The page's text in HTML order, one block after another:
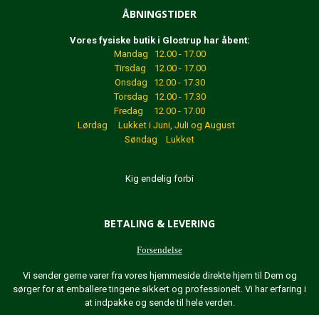
ÅBNINGSTIDER
Vores fysiske butik i Glostrup har åbent:
Mandag 12.00 - 17.00
Tirsdag 12.00 - 17.00
Onsdag 12.00 - 17.30
Torsdag 12.00 - 17.30
Fredag 12.00 - 17.00
Lørdag Lukket i Juni, Juli og August
Søndag Lukket
Kig endelig forbi
BETALING & LEVERING
Forsendelse
Vi sender gerne varer fra vores hjemmeside direkte hjem til Dem og
sørger for at emballere tingene sikkert og professionelt. Vi har erfaring i
at indpakke og sende til hele verden.